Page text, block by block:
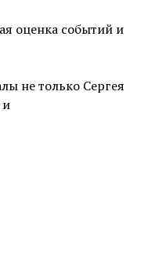
оценка событий и
не только Сергея
и